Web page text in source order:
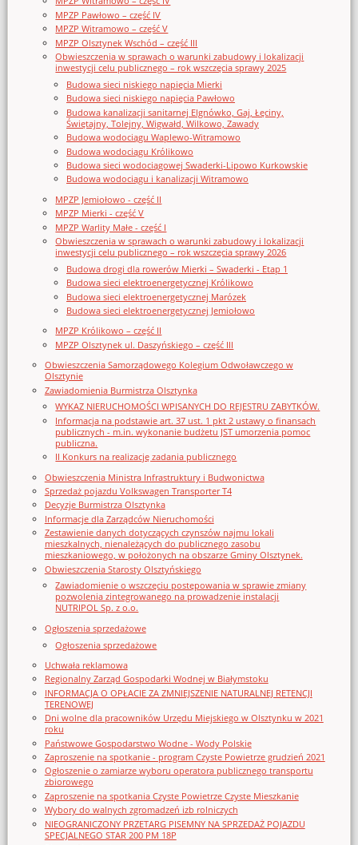
MPZP Pawłowo – część IV
MPZP Witramowo – część V
MPZP Olsztynek Wschód – część III
Obwieszczenia w sprawach o warunki zabudowy i lokalizacji
inwestycji celu publicznego – rok wszczęcia sprawy 2025
Budowa sieci niskiego napięcia Mierki
Budowa sieci niskiego napięcia Pawłowo
Budowa kanalizacji sanitarnej Elgnówko, Gaj, Łęciny,
Świętajny, Tolejny, Wigwałd, Wilkowo, Zawady
Budowa wodociągu Waplewo-Witramowo
Budowa wodociągu Królikowo
Budowa sieci wodociągowej Swaderki-Lipowo Kurkowskie
Budowa wodociągu i kanalizacji Witramowo
MPZP Jemiołowo - część II
MPZP Mierki - część V
MPZP Warlity Małe - część I
Obwieszczenia w sprawach o warunki zabudowy i lokalizacji
inwestycji celu publicznego – rok wszczęcia sprawy 2026
Budowa drogi dla rowerów Mierki – Swaderki - Etap 1
Budowa sieci elektroenergetycznej Królikowo
Budowa sieci elektroenergetycznej Marózek
Budowa sieci elektroenergetycznej Jemiołowo
MPZP Królikowo – część II
MPZP Olsztynek ul. Daszyńskiego – część III
Obwieszczenia Samorządowego Kolegium Odwoławczego w
Olsztynie
Zawiadomienia Burmistrza Olsztynka
WYKAZ NIERUCHOMOŚCI WPISANYCH DO REJESTRU ZABYTKÓW.
Informacja na podstawie art. 37 ust. 1 pkt 2 ustawy o finansach
publicznych - m.in. wykonanie budżetu JST umorzenia pomoc
publiczna.
II Konkurs na realizację zadania publicznego
Obwieszczenia Ministra Infrastruktury i Budwonictwa
Sprzedaż pojazdu Volkswagen Transporter T4
Decyzje Burmistrza Olsztynka
Informacje dla Zarządców Nieruchomości
Zestawienie danych dotyczących czynszów najmu lokali
mieszkalnych, nienależących do publicznego zasobu
mieszkaniowego, w położonych na obszarze Gminy Olsztynek.
Obwieszczenia Starosty Olsztyńskiego
Zawiadomienie o wszczęciu postępowania w sprawie zmiany
pozwolenia zintegrowanego na prowadzenie instalacji
NUTRIPOL Sp. z o.o.
Ogłoszenia sprzedażowe
Ogłoszenia sprzedażowe
Uchwała reklamowa
Regionalny Zarząd Gospodarki Wodnej w Białymstoku
INFORMACJA O OPŁACIE ZA ZMNIEJSZENIE NATURALNEJ RETENCJI
TERENOWEJ
Dni wolne dla pracowników Urzędu Miejskiego w Olsztynku w 2021
roku
Państwowe Gospodarstwo Wodne - Wody Polskie
Zaproszenie na spotkanie - program Czyste Powietrze grudzień 2021
Ogłoszenie o zamiarze wyboru operatora publicznego transportu
zbiorowego
Zaproszenie na spotkania Czyste Powietrze Czyste Mieszkanie
Wybory do walnych zgromadzeń izb rolniczych
NIEOGRANICZONY PRZETARG PISEMNY NA SPRZEDAŻ POJAZDU
SPECJALNEGO STAR 200 PM 18P